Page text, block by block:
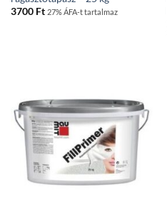
3700 Ft 27% ÁFA-t tartalmaz